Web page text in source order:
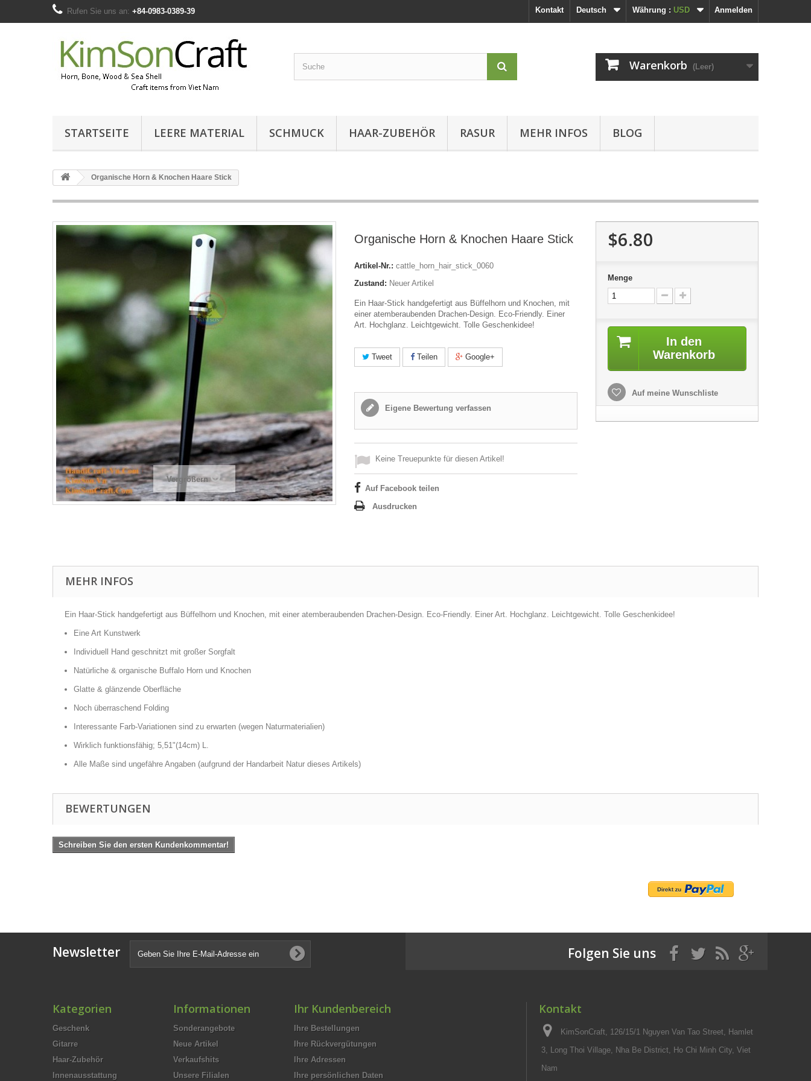
Anmelden
Währung : USD
Deutsch
Kontakt
Rufen Sie uns an: +84-0983-0389-39
Warenkorb (Leer)
STARTSEITE LEERE MATERIAL SCHMUCK HAAR-ZUBEHÖR RASUR MEHR INFOS BLOG
Organische Horn & Knochen Haare Stick
Vergrößern
Organische Horn & Knochen Haare Stick
Artikel-Nr.: cattle_horn_hair_stick_0060
Zustand: Neuer Artikel
Ein Haar-Stick handgefertigt aus Büffelhorn und Knochen, mit
einer atemberaubenden Drachen-Design. Eco-Friendly. Einer
Art. Hochglanz. Leichtgewicht. Tolle Geschenkidee!
Tweet Teilen Google+
Eigene Bewertung verfassen
Keine Treuepunkte für diesen Artikel!
Auf Facebook teilen
Ausdrucken
$6.80
Menge
In den
Warenkorb
Auf meine Wunschliste
MEHR INFOS
Ein Haar-Stick handgefertigt aus Büffelhorn und Knochen, mit einer atemberaubenden Drachen-Design. Eco-Friendly. Einer Art. Hochglanz. Leichtgewicht. Tolle Geschenkidee!
Eine Art Kunstwerk
Individuell Hand geschnitzt mit großer Sorgfalt
Natürliche & organische Buffalo Horn und Knochen
Glatte & glänzende Oberfläche
Noch überraschend Folding
Interessante Farb-Variationen sind zu erwarten (wegen Naturmaterialien)
Wirklich funktionsfähig; 5,51"(14cm) L.
Alle Maße sind ungefähre Angaben (aufgrund der Handarbeit Natur dieses Artikels)
BEWERTUNGEN
Schreiben Sie den ersten Kundenkommentar!
Newsletter Folgen Sie uns
Kategorien
Geschenk
Gitarre
Haar-Zubehör
Innenausstattung
Informationen
Sonderangebote
Neue Artikel
Verkaufshits
Unsere Filialen
Ihr Kundenbereich
Ihre Bestellungen
Ihre Rückvergütungen
Ihre Adressen
Ihre persönlichen Daten
Kontakt
KimSonCraft, 126/15/1 Nguyen Van Tao Street, Hamlet
3, Long Thoi Village, Nha Be District, Ho Chi Minh City, Viet
Nam